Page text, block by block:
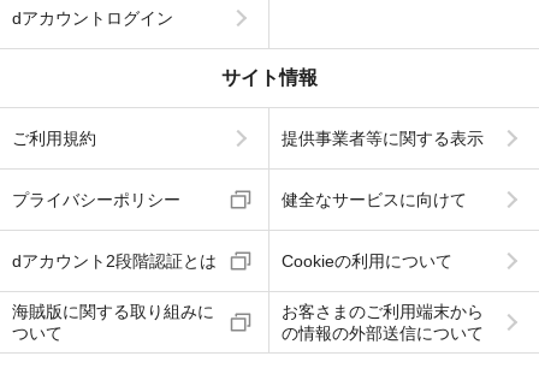
dアカウントログイン
サイト情報
ご利用規約 提供事業者等に関する表示
プライバシーポリシー 健全なサービスに向けて
dアカウント2段階認証とは Cookieの利用について
海賊版に関する取り組みに
ついて
お客さまのご利用端末から
の情報の外部送信について